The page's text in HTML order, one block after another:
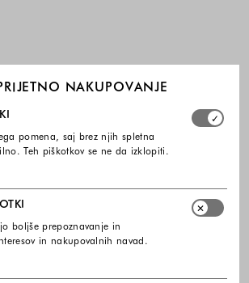
NAKUPOVANJE
piškotkov dovolite. Obvezni
pomena, saj brez njih spletna
Teh piškotkov se ne da izklopiti.
boljše prepoznavanje in
in nakupovalnih navad.